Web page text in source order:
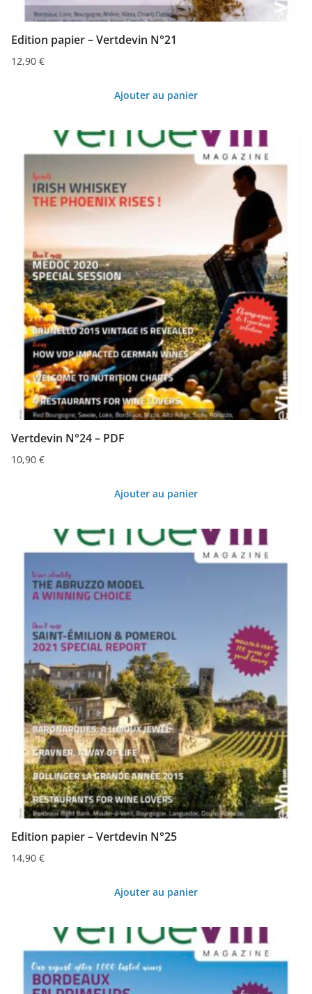
Edition papier – Vertdevin N°21
12,90 €
Ajouter au panier
Vertdevin N°24 – PDF
10,90 €
Ajouter au panier
Edition papier – Vertdevin N°25
14,90 €
Ajouter au panier